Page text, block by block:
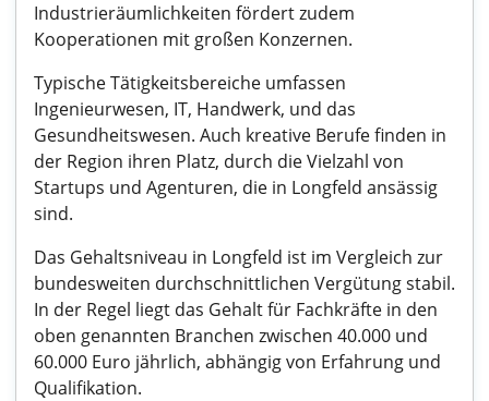
Industrieräumlichkeiten fördert zudem
Kooperationen mit großen Konzernen.
Typische Tätigkeitsbereiche umfassen
Ingenieurwesen, IT, Handwerk, und das
Gesundheitswesen. Auch kreative Berufe finden in
der Region ihren Platz, durch die Vielzahl von
Startups und Agenturen, die in Longfeld ansässig
sind.
Das Gehaltsniveau in Longfeld ist im Vergleich zur
bundesweiten durchschnittlichen Vergütung stabil.
In der Regel liegt das Gehalt für Fachkräfte in den
oben genannten Branchen zwischen 40.000 und
60.000 Euro jährlich, abhängig von Erfahrung und
Qualifikation.